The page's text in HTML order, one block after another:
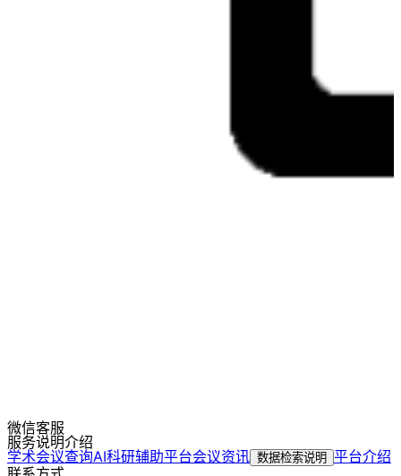
微信客服
服务说明介绍
学术会议查询AI科研辅助平台会议资讯 数据检索说明 平台介绍